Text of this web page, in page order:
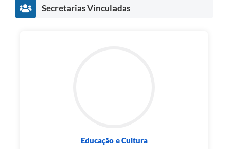
Secretarias Vinculadas
Educação e Cultura